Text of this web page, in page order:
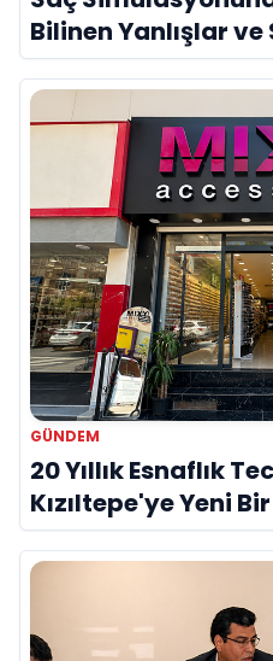
Facebook X (Paylaş)
ÖNCEKI HABER
Aile Arasında filminin
açıklandı
Sırma Olcay Kefeli’den
İLGINIZI ÇEKEBILIR